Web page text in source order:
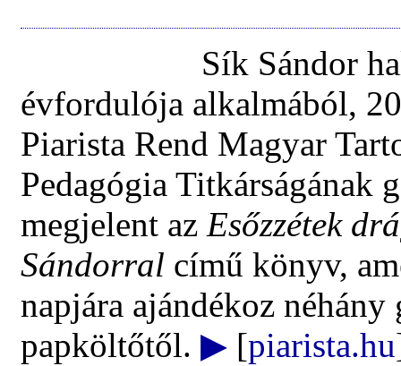
Sík Sándor
évfordulója alkalmából,
Piarista Rend Magyar
Pedagógia Titkárságának
megjelent az Esőzzétek
Sándorral című könyv,
napjára ajándékoz néhány
papköltőtől. ▶[piarista.hu